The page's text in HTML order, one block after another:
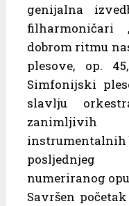
genijalna
filharmoničari
dobrom ritmu
plesove, op.
Simfonijski
slavlju
zanimljivih
instrumentalnih
numeriranog
Savršen